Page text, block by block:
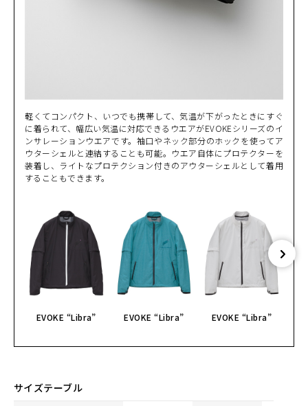
軽くてコンパクト、いつでも携帯して、気温が下がったときにすぐ
に着られて、幅広い気温に対応できるウエアがEVOKEシリーズのイ
ンサレーションウエアです。袖口やネック部分のホックを使ってア
ウターシェルと連結することも可能。ウエア自体にプロテクターを
装着し、ライトなプロテクション付きのアウターシェルとして着用
することもできます。
EVOKE “Libra” EVOKE “Libra” EVOKE “Libra”
サイズテーブル